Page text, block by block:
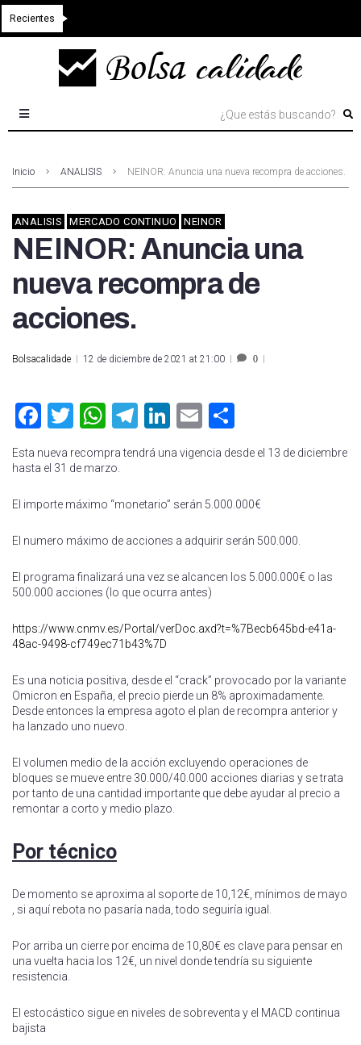
Recientes
Inicio ANALISIS NEINOR: Anuncia una nueva recompra de acciones.
ANALISIS MERCADO CONTINUO NEINOR
NEINOR: Anuncia una
nueva recompra de
acciones.
Bolsacalidade 12 de diciembre de 2021 at 21:00 0
Facebook
Twitter
WhatsApp
Telegram
LinkedIn
Email
Esta nueva recompra tendrá una vigencia desde el 13 de diciembre
hasta el 31 de marzo.
El importe máximo “monetario” serán 5.000.000€
El numero máximo de acciones a adquirir serán 500.000.
El programa finalizará una vez se alcancen los 5.000.000€ o las
500.000 acciones (lo que ocurra antes)
https://www.cnmv.es/Portal/verDoc.axd?t=%7Becb645bd-e41a-
48ac-9498-cf749ec71b43%7D
Es una noticia positiva, desde el “crack” provocado por la variante
Omicron en España, el precio pierde un 8% aproximadamente.
Desde entonces la empresa agoto el plan de recompra anterior y
ha lanzado uno nuevo.
El volumen medio de la acción excluyendo operaciones de
bloques se mueve entre 30.000/40.000 acciones diarias y se trata
por tanto de una cantidad importante que debe ayudar al precio a
remontar a corto y medio plazo.
Por técnico
De momento se aproxima al soporte de 10,12€, mínimos de mayo
, si aquí rebota no pasaría nada, todo seguiría igual.
Por arriba un cierre por encima de 10,80€ es clave para pensar en
una vuelta hacia los 12€, un nivel donde tendría su siguiente
resistencia.
El estocástico sigue en niveles de sobreventa y el MACD continua
bajista